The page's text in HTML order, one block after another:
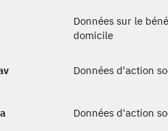
Données sur le
domicile
Données d'action
Données d'action